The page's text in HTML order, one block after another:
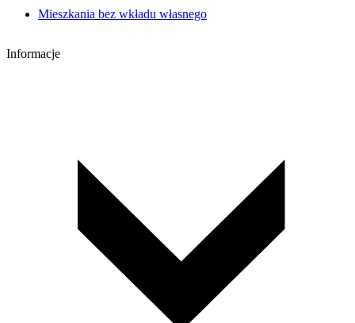
Mieszkania bez wkładu własnego
Informacje